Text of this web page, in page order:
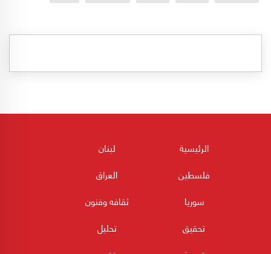
الرئيسية
لبنان
فلسطين
العراق
سوريا
ثقافه وفنون
تحقيق
تحليل